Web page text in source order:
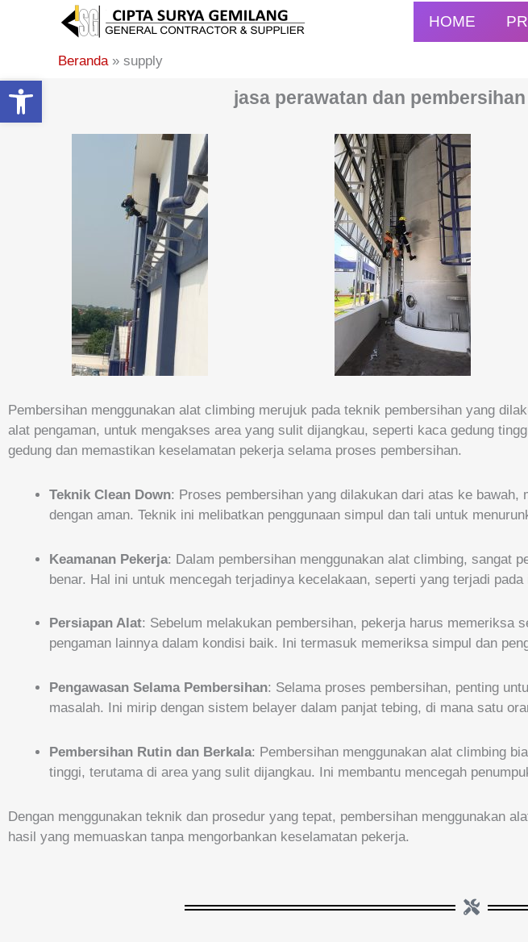
Open toolbar
HOME
Beranda supply
jasa perawatan dan
Pembersihan menggunakan alat climbing merujuk pada teknik pembersihan yang
alat pengaman, untuk mengakses area yang sulit dijangkau, seperti kaca gedung
gedung dan memastikan keselamatan pekerja selama proses pembersihan.
Teknik Clean Down: Proses pembersihan yang dilakukan dari atas ke
dengan aman. Teknik ini melibatkan penggunaan simpul dan tali untuk
Keamanan Pekerja: Dalam pembersihan menggunakan alat climbing, sangat
benar. Hal ini untuk mencegah terjadinya kecelakaan, seperti yang terjadi
Persiapan Alat: Sebelum melakukan pembersihan, pekerja harus memeriksa
pengaman lainnya dalam kondisi baik. Ini termasuk memeriksa simpul dan
Pengawasan Selama Pembersihan: Selama proses pembersihan, penting
masalah. Ini mirip dengan sistem belayer dalam panjat tebing, di mana satu
Pembersihan Rutin dan Berkala: Pembersihan menggunakan alat climbing
tinggi, terutama di area yang sulit dijangkau. Ini membantu mencegah
Dengan menggunakan teknik dan prosedur yang tepat, pembersihan menggunakan
hasil yang memuaskan tanpa mengorbankan keselamatan pekerja.